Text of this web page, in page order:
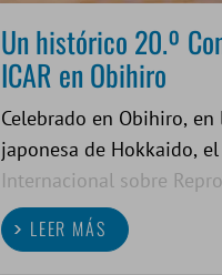
Un histórico 20.º
ICAR en Obihiro
Celebrado en Obihiro, en
japonesa de Hokkaido, el
Internacional sobre
Animal (ICAR) de este
hito en muchos sentidos.
LEER MÁS